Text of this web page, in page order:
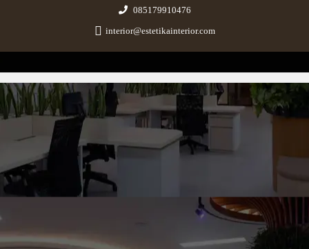
085179910476
interior@estetikainterior.com
Estetika Interior
Design & Build Consultant